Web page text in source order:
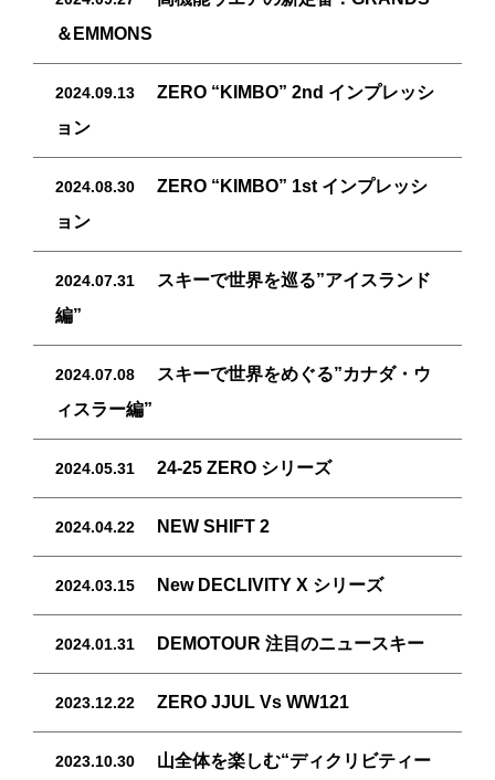
＆EMMONS
2024.09.13
ZERO “KIMBO” 2nd インプレッシ
ョン
2024.08.30
ZERO “KIMBO” 1st インプレッシ
ョン
2024.07.31
スキーで世界を巡る”アイスランド
編”
2024.07.08
スキーで世界をめぐる”カナダ・ウ
ィスラー編”
2024.05.31 24-25 ZERO シリーズ
2024.04.22 NEW SHIFT 2
2024.03.15 New DECLIVITY X シリーズ
2024.01.31 DEMOTOUR 注目のニュースキー
2023.12.22 ZERO JJUL Vs WW121
2023.10.30
山全体を楽しむ“ディクリビティー